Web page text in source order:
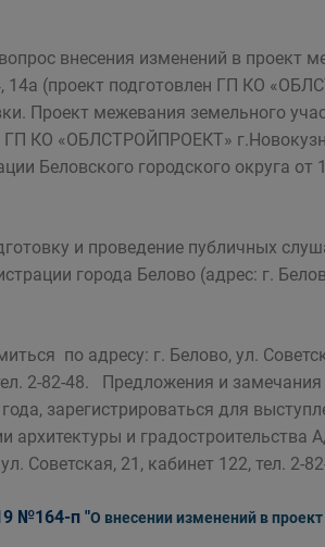
внесения изменений в проект
14а (проект подготовлен ГП КО
Проект межевания земельного
ГП КО «ОБЛСТРОЙПРОЕКТ»
Беловского городского округа
и проведение публичных
города Белово (адрес: г.
по адресу: г. Белово, ул.
2-82-48. Предложения и
зарегистрироваться для
архитектуры и градостроительства
Советская, 21, кабинет 122, тел. 2-
№164-п "О внесении изменений в